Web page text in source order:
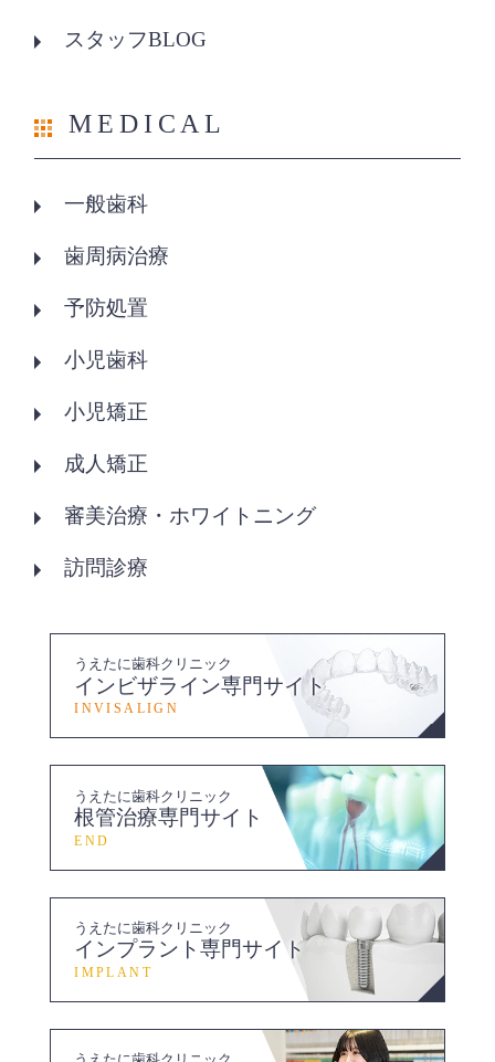
スタッフBLOG
MEDICAL
一般歯科
歯周病治療
予防処置
小児歯科
小児矯正
成人矯正
審美治療・ホワイトニング
訪問診療
うえたに歯科クリニック
インビザライン専門サイト
INVISALIGN
うえたに歯科クリニック
根管治療専門サイト
END
うえたに歯科クリニック
インプラント専門サイト
IMPLANT